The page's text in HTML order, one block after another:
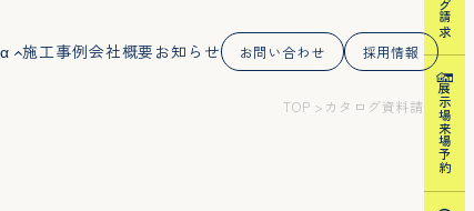
施工事例会社概要 お知らせ お問い合わせ 採用情報
TOP カタログ資料請求 展示場来場予約